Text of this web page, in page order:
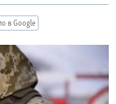
в Google